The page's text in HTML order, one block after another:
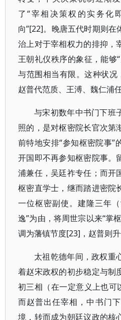
了“宰相决策权的实务化
向”[22]。晚唐五代时期则在
治上对于宰相权力的排抑，
王朝礼仪秩序的象征，能够
与范围相当有限。这种状况
赵普代范质、王溥、魏仁浦
与宋初数年中书门下班
照的，是对枢密院长官次第
前特地安排“参知枢密院事”
开国即不再参知枢密院事。
浦兼任，吴廷祚专任；而开
枢密直学士，继而踏进密院
一位枢密副使。建隆三年
逸”为由，将周世宗以来“掌
调为藩镇节度[23]，赵普则升
太祖乾德年间，政权重
着赵宋政权的初步稳定与制
初三相（在一定意义上也可
而赵普出任宰相，中书门
境，转而成为朝廷议政的核